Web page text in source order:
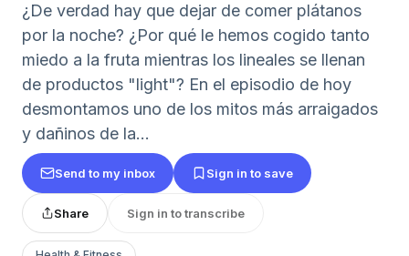
¿De verdad hay que dejar de comer plátanos
por la noche? ¿Por qué le hemos cogido tanto
miedo a la fruta mientras los lineales se llenan
de productos "light"? En el episodio de hoy
desmontamos uno de los mitos más arraigados
y dañinos de la...
Send to my inbox Sign in to save
Share Sign in to transcribe